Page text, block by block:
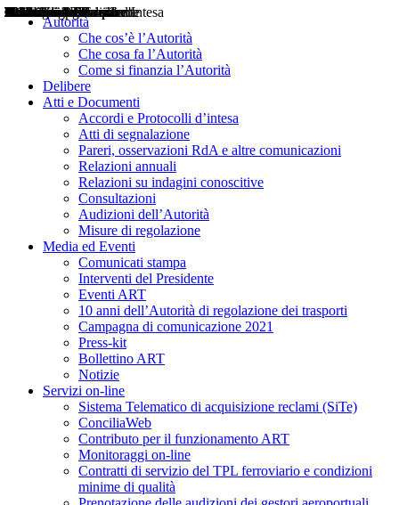
Autorità
Che cos’è l’Autorità
Che cosa fa l’Autorità
Come si finanzia l’Autorità
Delibere
Atti e Documenti
Accordi e Protocolli d’intesa
Atti di segnalazione
Pareri, osservazioni RdA e altre comunicazioni
Relazioni annuali
Relazioni su indagini conoscitive
Consultazioni
Audizioni dell’Autorità
Misure di regolazione
Media ed Eventi
Comunicati stampa
Interventi del Presidente
Eventi ART
10 anni dell’Autorità di regolazione dei trasporti
Campagna di comunicazione 2021
Press-kit
Bollettino ART
Notizie
Servizi on-line
Sistema Telematico di acquisizione reclami (SiTe)
ConciliaWeb
Contributo per il funzionamento ART
Monitoraggi on-line
Contratti di servizio del TPL ferroviario e condizioni
minime di qualità
Delibere
Pareri
Consultazioni
Audizioni
Atti di Segnalazione
Accordi e Protocolli d'Intesa
Relazioni annuali
Misure di regolazione
Notizie
Comunicati Stampa
Bollettini ART
Convegni ART
Interviste del Presidente
Articoli in primo piano
Interventi del Presidente
2004
2005
2010
2013
2014
2015
2016
2017
2018
2019
202
2020
2021
2022
2023
2024
2025
2026
Aereo
Marittimo
Terrestre